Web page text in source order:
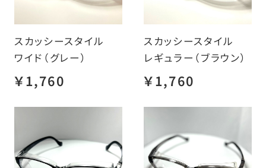
スカッシースタイル
ワイド（グレー）
￥1,760
スカッシースタイル
レギュラー（ブラウン）
￥1,760